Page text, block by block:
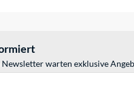
Newsletter warten exklusive